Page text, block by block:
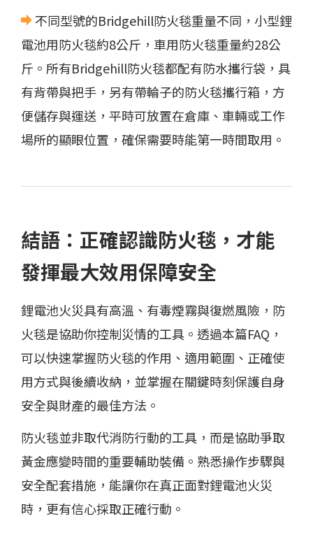
不同型號的Bridgehill防火毯重量不同，小型鋰
電池用防火毯約8公斤，車用防火毯重量約28公
斤。所有Bridgehill防火毯都配有防水攜行袋，具
有背帶與把手，另有帶輪子的防火毯攜行箱，方
便儲存與運送，平時可放置在倉庫、車輛或工作
場所的顯眼位置，確保需要時能第一時間取用。
結語：正確認識防火毯，才能
發揮最大效用保障安全
鋰電池火災具有高溫、有毒煙霧與復燃風險，防
火毯是協助你控制災情的工具。透過本篇FAQ，
可以快速掌握防火毯的作用、適用範圍、正確使
用方式與後續收納，並掌握在關鍵時刻保護自身
安全與財產的最佳方法。
防火毯並非取代消防行動的工具，而是協助爭取
黃金應變時間的重要輔助裝備。熟悉操作步驟與
安全配套措施，能讓你在真正面對鋰電池火災
時，更有信心採取正確行動。